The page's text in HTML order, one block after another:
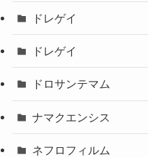
ドレゲイ
ドレゲイ
ドロサンテマム
ナマクエンシス
ネフロフィルム